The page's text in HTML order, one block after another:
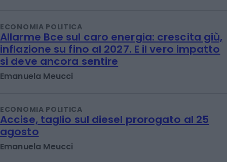
ECONOMIA POLITICA
Allarme Bce sul caro energia: crescita giù,
inflazione su fino al 2027. E il vero impatto
si deve ancora sentire
Emanuela Meucci
ECONOMIA POLITICA
Accise, taglio sul diesel prorogato al 25
agosto
Emanuela Meucci